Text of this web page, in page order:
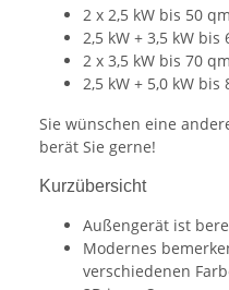
2 x 2,5 kW bis 50 qm
2,5 kW + 3,5 kW bis
2 x 3,5 kW bis 70 qm
2,5 kW + 5,0 kW bis
Sie wünschen eine
berät Sie gerne!
Kurzübersicht
Außengerät ist
Modernes
verschiedenen